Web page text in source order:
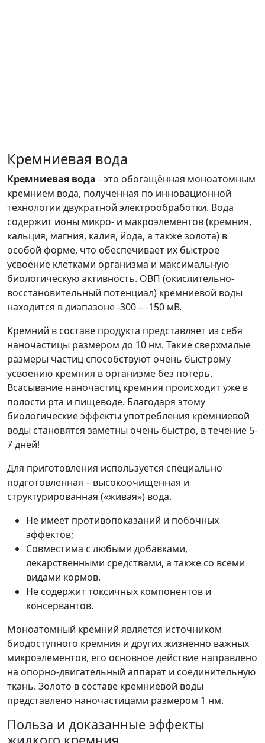
Кремниевая вода
Кремниевая вода - это обогащённая моноатомным
кремнием вода, полученная по инновационной
технологии двукратной электрообработки. Вода
содержит ионы микро- и макроэлементов (кремния,
кальция, магния, калия, йода, а также золота) в
особой форме, что обеспечивает их быстрое
усвоение клетками организма и максимальную
биологическую активность. ОВП (окислительно-
восстановительный потенциал) кремниевой воды
находится в диапазоне -300 – -150 мВ.
Кремний в составе продукта представляет из себя
наночастицы размером до 10 нм. Такие сверхмалые
размеры частиц способствуют очень быстрому
усвоению кремния в организме без потерь.
Всасывание наночастиц кремния происходит уже в
полости рта и пищеводе. Благодаря этому
биологические эффекты употребления кремниевой
воды становятся заметны очень быстро, в течение 5-
7 дней!
Для приготовления используется специально
подготовленная – высокоочищенная и
структурированная («живая») вода.
Не имеет противопоказаний и побочных
эффектов;
Совместима с любыми добавками,
лекарственными средствами, а также со всеми
видами кормов.
Не содержит токсичных компонентов и
консервантов.
Моноатомный кремний является источником
биодоступного кремния и других жизненно важных
микроэлементов, его основное действие направлено
на опорно-двигательный аппарат и соединительную
ткань. Золото в составе кремниевой воды
представлено наночастицами размером 1 нм.
Польза и доказанные эффекты
жидкого кремния